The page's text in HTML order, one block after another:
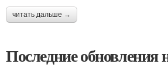
читать дальше →
Последние обновления